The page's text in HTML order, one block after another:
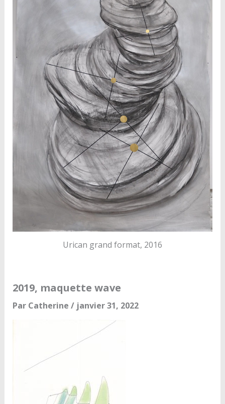
Urican grand format, 2016
2019, maquette wave
Par Catherine / janvier 31, 2022